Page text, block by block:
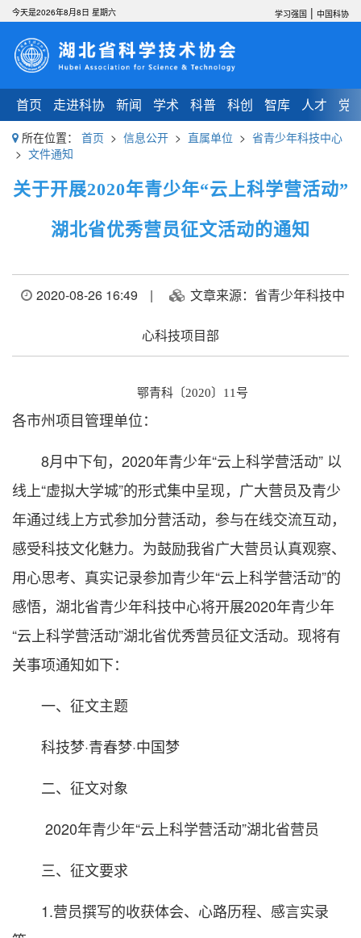
首页 走进科协 新闻 学术 科普 科创 智库 人才 党
今天是2026年8月8日 星期六 学习强国 | 中国科协
所在位置： 首页 > 信息公开 > 直属单位 > 省青少年科技中心
> 文件通知
关于开展2020年青少年“云上科学营活动”
湖北省优秀营员征文活动的通知
2020-08-26 16:49 | 文章来源：省青少年科技中
心科技项目部
鄂青科〔2020〕11号
各市州项目管理单位：
8月中下旬，2020年青少年“云上科学营活动” 以
线上“虚拟大学城”的形式集中呈现，广大营员及青少
年通过线上方式参加分营活动，参与在线交流互动，
感受科技文化魅力。为鼓励我省广大营员认真观察、
用心思考、真实记录参加青少年“云上科学营活动”的
感悟，湖北省青少年科技中心将开展2020年青少年
“云上科学营活动”湖北省优秀营员征文活动。现将有
关事项通知如下：
一、征文主题
科技梦·青春梦·中国梦
二、征文对象
2020年青少年“云上科学营活动”湖北省营员
三、征文要求
1.营员撰写的收获体会、心路历程、感言实录